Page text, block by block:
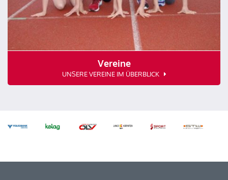
Vereine
UNSERE VEREINE IM ÜBERBLICK